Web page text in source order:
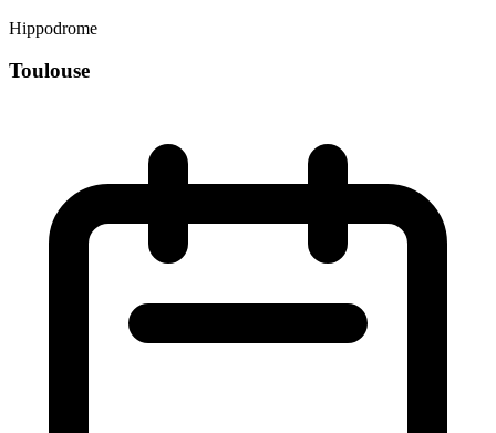
Hippodrome
Toulouse